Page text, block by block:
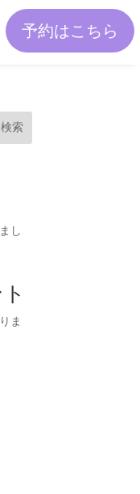
予約はこちら
検索
し
ま